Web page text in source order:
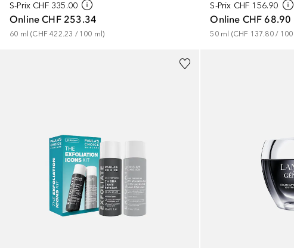
S-Prix CHF 335.00
Online CHF 253.34
60 ml (CHF 422.23 / 100 ml)
S-Prix CHF 156.90
Online CHF 68.90
50 ml (CHF 137.80 / 100